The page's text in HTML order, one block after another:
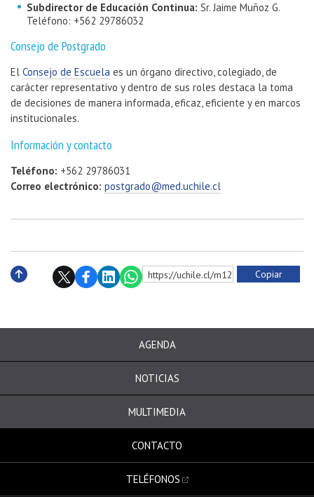
Subdirector de Educación Continua: Sr. Jaime Muñoz G.
Teléfono: +562 29786032
Consejo de Postgrado
El Consejo de Escuela es un órgano directivo, colegiado, de
carácter representativo y dentro de sus roles destaca la toma
de decisiones de manera informada, eficaz, eficiente y en marcos
institucionales.
Información y contacto
Teléfono: +562 29786031
Correo electrónico: postgrado@med.uchile.cl
https://uchile.cl/m128034 Copiar
AGENDA
NOTICIAS
MULTIMEDIA
CONTACTO
TELÉFONOS